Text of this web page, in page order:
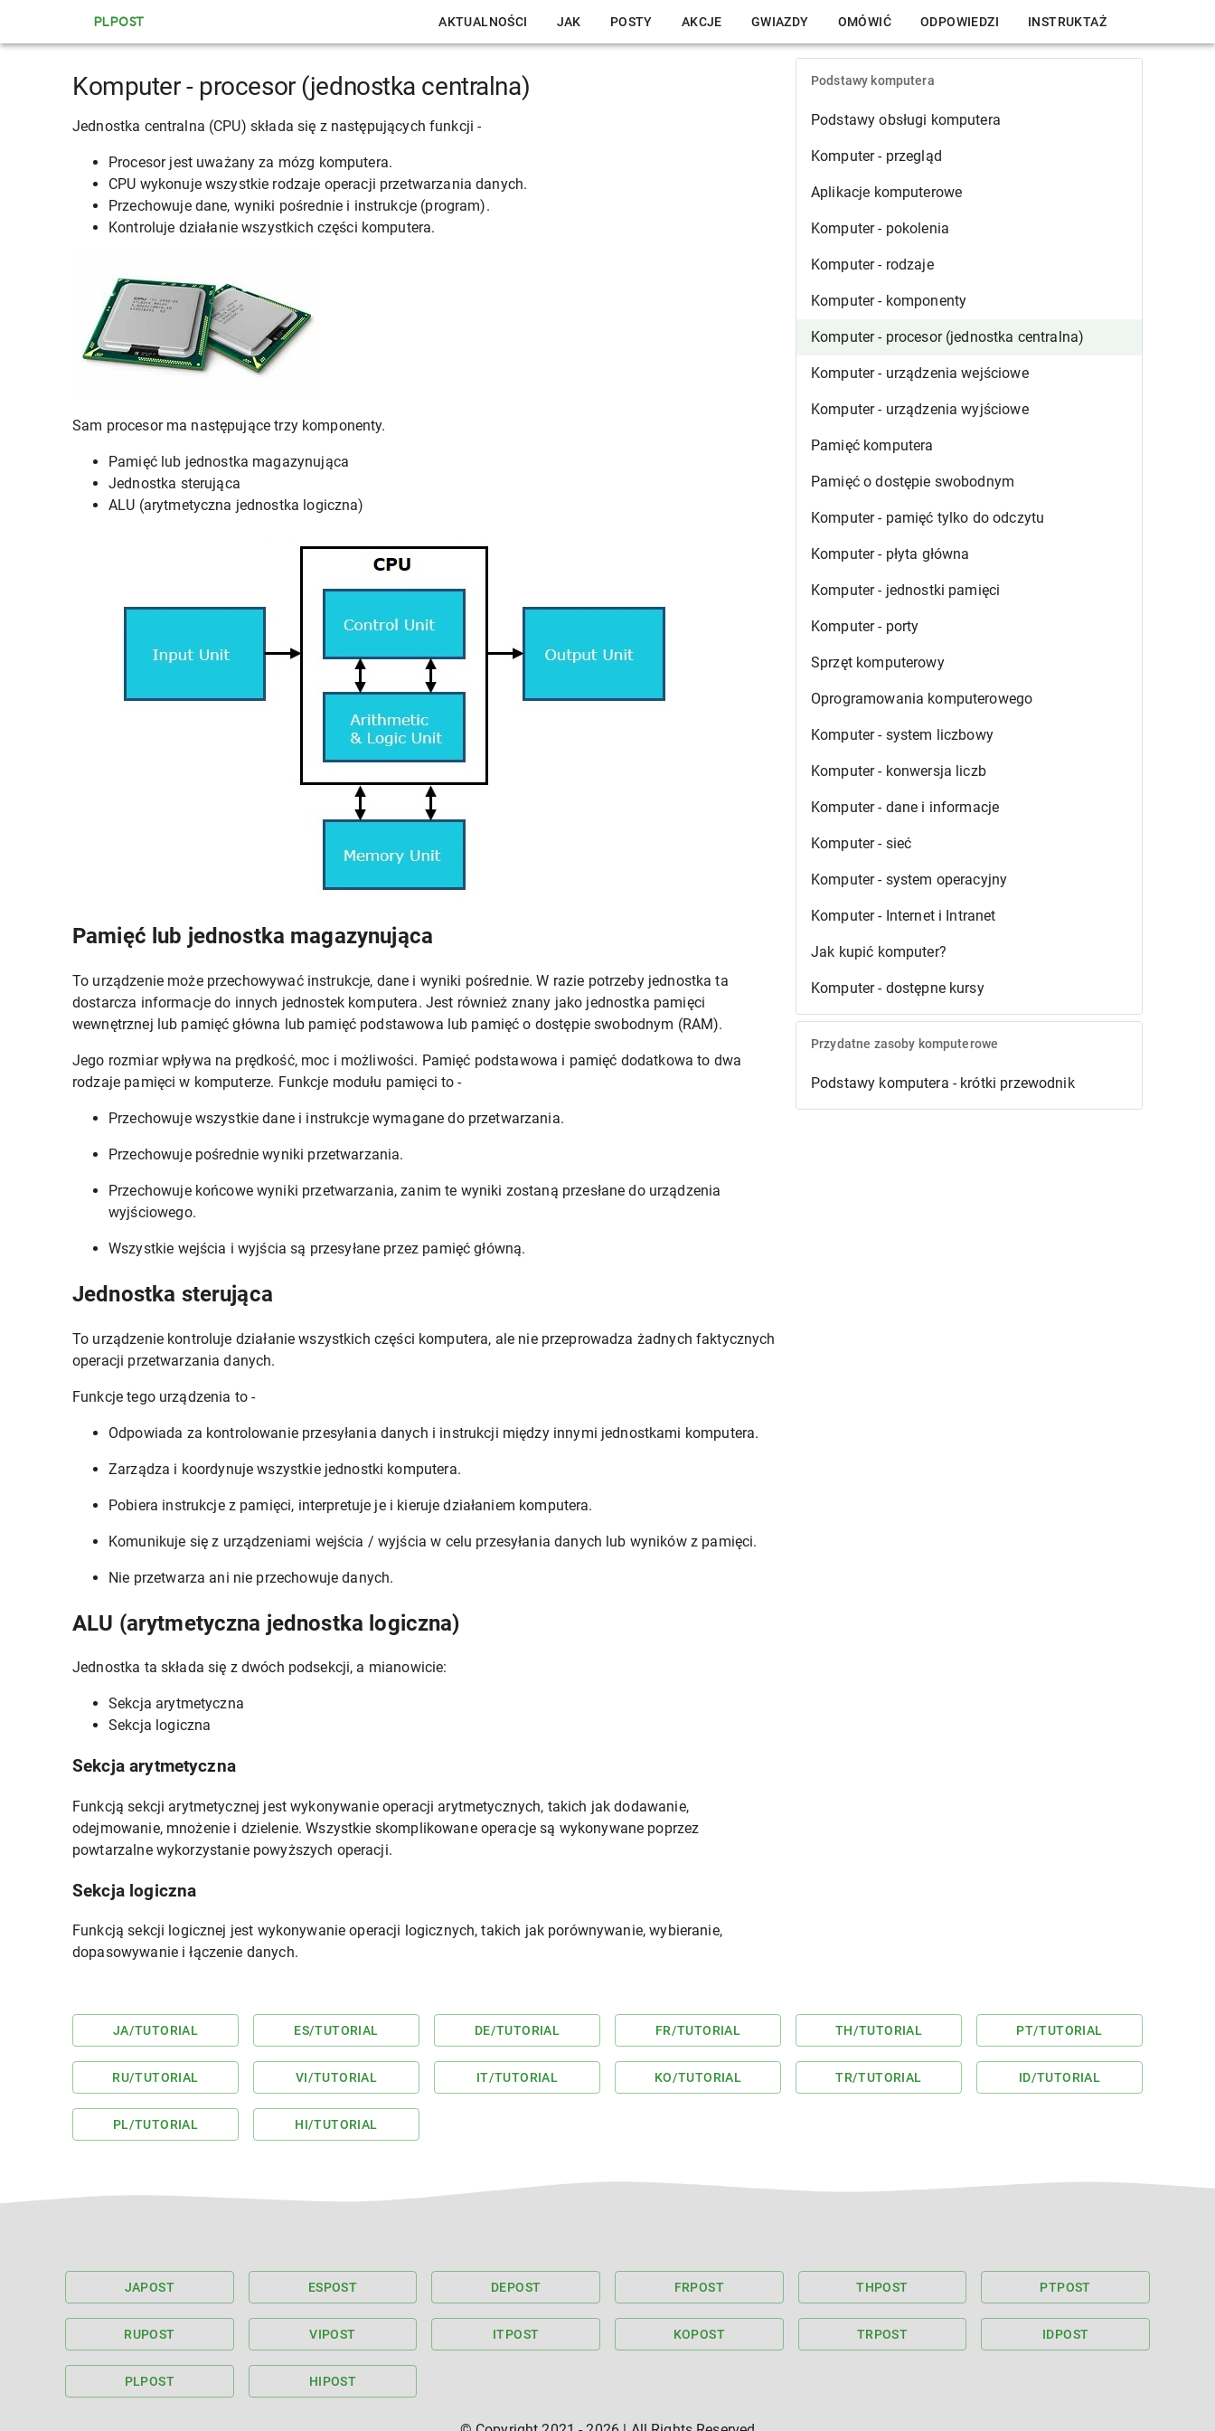
PLPOST AKTUALNOŚCI JAK POSTY AKCJE GWIAZDY OMÓWIĆ ODPOWIEDZI INSTRUKTAŻ
Komputer - procesor (jednostka centralna)
Jednostka centralna (CPU) składa się z następujących funkcji -
Procesor jest uważany za mózg komputera.
CPU wykonuje wszystkie rodzaje operacji przetwarzania danych.
Przechowuje dane, wyniki pośrednie i instrukcje (program).
Kontroluje działanie wszystkich części komputera.
Sam procesor ma następujące trzy komponenty.
Pamięć lub jednostka magazynująca
Jednostka sterująca
ALU (arytmetyczna jednostka logiczna)
Pamięć lub jednostka magazynująca
To urządzenie może przechowywać instrukcje, dane i wyniki pośrednie. W razie potrzeby jednostka ta
dostarcza informacje do innych jednostek komputera. Jest również znany jako jednostka pamięci
wewnętrznej lub pamięć główna lub pamięć podstawowa lub pamięć o dostępie swobodnym (RAM).
Jego rozmiar wpływa na prędkość, moc i możliwości. Pamięć podstawowa i pamięć dodatkowa to dwa
rodzaje pamięci w komputerze. Funkcje modułu pamięci to -
Przechowuje wszystkie dane i instrukcje wymagane do przetwarzania.
Przechowuje pośrednie wyniki przetwarzania.
Przechowuje końcowe wyniki przetwarzania, zanim te wyniki zostaną przesłane do urządzenia
wyjściowego.
Wszystkie wejścia i wyjścia są przesyłane przez pamięć główną.
Jednostka sterująca
To urządzenie kontroluje działanie wszystkich części komputera, ale nie przeprowadza żadnych faktycznych
operacji przetwarzania danych.
Funkcje tego urządzenia to -
Odpowiada za kontrolowanie przesyłania danych i instrukcji między innymi jednostkami komputera.
Zarządza i koordynuje wszystkie jednostki komputera.
Pobiera instrukcje z pamięci, interpretuje je i kieruje działaniem komputera.
Komunikuje się z urządzeniami wejścia / wyjścia w celu przesyłania danych lub wyników z pamięci.
Nie przetwarza ani nie przechowuje danych.
ALU (arytmetyczna jednostka logiczna)
Jednostka ta składa się z dwóch podsekcji, a mianowicie:
Sekcja arytmetyczna
Sekcja logiczna
Sekcja arytmetyczna
Funkcją sekcji arytmetycznej jest wykonywanie operacji arytmetycznych, takich jak dodawanie,
odejmowanie, mnożenie i dzielenie. Wszystkie skomplikowane operacje są wykonywane poprzez
powtarzalne wykorzystanie powyższych operacji.
Sekcja logiczna
Funkcją sekcji logicznej jest wykonywanie operacji logicznych, takich jak porównywanie, wybieranie,
dopasowywanie i łączenie danych.
Podstawy komputera
Podstawy obsługi komputera
Komputer - przegląd
Aplikacje komputerowe
Komputer - pokolenia
Komputer - rodzaje
Komputer - komponenty
Komputer - procesor (jednostka centralna)
Komputer - urządzenia wejściowe
Komputer - urządzenia wyjściowe
Pamięć komputera
Pamięć o dostępie swobodnym
Komputer - pamięć tylko do odczytu
Komputer - płyta główna
Komputer - jednostki pamięci
Komputer - porty
Sprzęt komputerowy
Oprogramowania komputerowego
Komputer - system liczbowy
Komputer - konwersja liczb
Komputer - dane i informacje
Komputer - sieć
Komputer - system operacyjny
Komputer - Internet i Intranet
Jak kupić komputer?
Komputer - dostępne kursy
Przydatne zasoby komputerowe
Podstawy komputera - krótki przewodnik
JA/TUTORIAL ES/TUTORIAL DE/TUTORIAL FR/TUTORIAL TH/TUTORIAL PT/TUTORIAL
RU/TUTORIAL VI/TUTORIAL IT/TUTORIAL KO/TUTORIAL TR/TUTORIAL ID/TUTORIAL
PL/TUTORIAL HI/TUTORIAL
JAPOST ESPOST DEPOST FRPOST THPOST PTPOST
RUPOST VIPOST ITPOST KOPOST TRPOST IDPOST
PLPOST HIPOST